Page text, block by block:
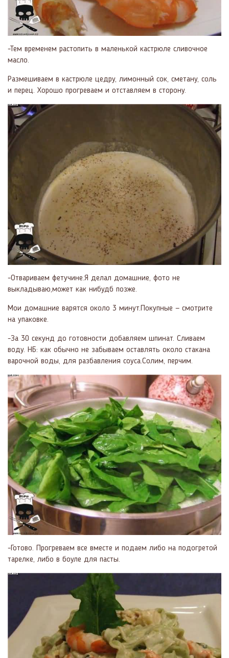
-Тем временем растопить в маленькой кастрюле сливочное
масло.
Размешиваем в кастрюле цедру, лимонный сок, сметану, соль
и перец. Хорошо прогреваем и отставляем в сторону.
-Отвариваем фетучине.Я делал домашние, фото не
выкладываю,может как нибудб позже.
Мои домашние варятся около 3 минут.Покупные — смотрите
на упаковке.
-За 30 секунд до готовности добавляем шпинат. Сливаем
воду. НБ: как обычно не забываем оставлять около стакана
варочной воды, для разбавления соуса.Солим, перчим.
-Готово. Прогреваем все вместе и подаем либо на подогретой
тарелке, либо в боуле для пасты.